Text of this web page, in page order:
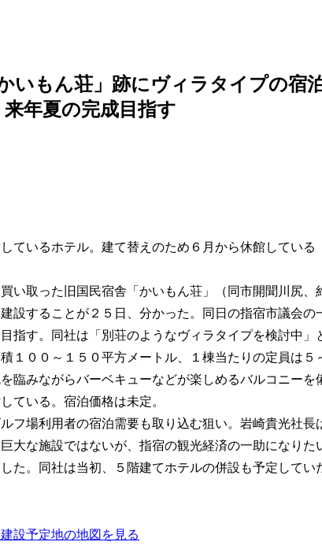
いもん荘」跡にヴィラタイプの宿
年夏の完成目指す
ているホテル。建て替えのため６月から休館している
い取った旧国民宿舎「かいもん荘」（同市開聞川尻、
設することが２５日、分かった。同日の指宿市議会の
指す。同社は「別荘のようなヴィラタイプを検討中」
１００～１５０平方メートル、１棟当たりの定員は５
臨みながらバーベキューなどが楽しめるバルコニーを
ている。宿泊価格は未定。
フ場利用者の宿泊需要も取り込む狙い。岩崎貴光社長
大な施設ではないが、指宿の観光経済の一助になりた
た。同社は当初、５階建てホテルの併設も予定してい